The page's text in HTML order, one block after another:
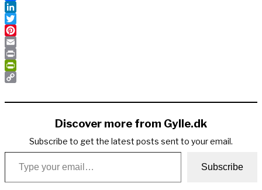
Facebook
LinkedIn
Twitter
Pinterest
Email
Print
PrintFriendly
Link
Discover more from Gylle.dk
Subscribe to get the latest posts sent to your email.
Type your email…
Subscribe